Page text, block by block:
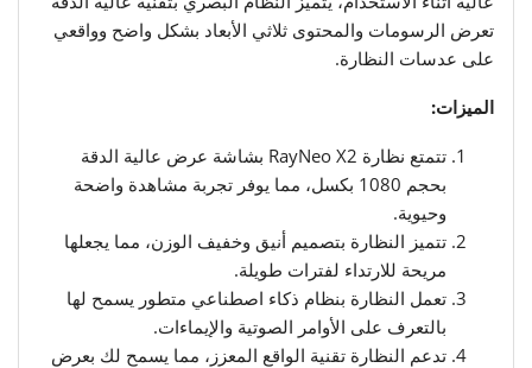
تعرض الرسومات والمحتوى ثلاثي الأبعاد بشكل واضح وواقعي
على عدسات النظارة.
الميزات:
تتمتع نظارة RayNeo X2 بشاشة عرض عالية الدقة
بحجم 1080 بكسل، مما يوفر تجربة مشاهدة واضحة
وحيوية.
تتميز النظارة بتصميم أنيق وخفيف الوزن، مما يجعلها
مريحة للارتداء لفترات طويلة.
تعمل النظارة بنظام ذكاء اصطناعي متطور يسمح لها
بالتعرف على الأوامر الصوتية والإيماءات.
تدعم النظارة تقنية الواقع المعزز، مما يسمح لك بعرض